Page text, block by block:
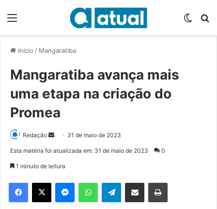
Início / Mangaratiba
Mangaratiba avança mais
uma etapa na criação do
Promea
Redação
d
e
m
31 de maio de 2023
Esta matéria foi atualizada em: 31 de maio de 2023 0
1 minuto de leitura
Telegram